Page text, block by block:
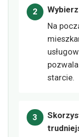
Na
starcie.